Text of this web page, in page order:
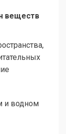
веществ
и водном